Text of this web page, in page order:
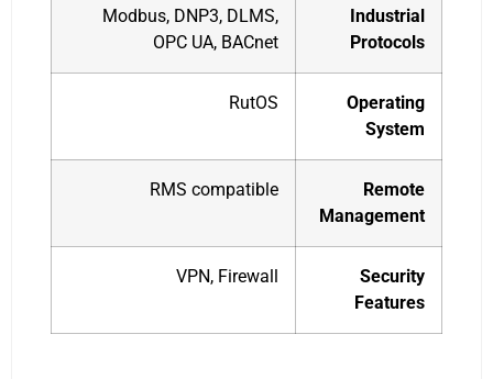
Industrial
Protocols
Modbus, DNP3, DLMS,
OPC UA, BACnet
Operating
System
RutOS
Remote
Management
RMS compatible
Security
Features
VPN, Firewall